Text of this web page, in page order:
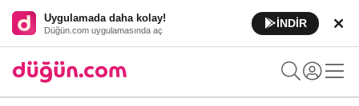
Uygulamada daha kolay!
Düğün.com uygulamasında aç
İNDİR